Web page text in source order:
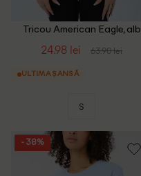
Tricou American Eagle, alb
24.98 lei 63.90 lei
ULTIMA ȘANSĂ
S
- 38%